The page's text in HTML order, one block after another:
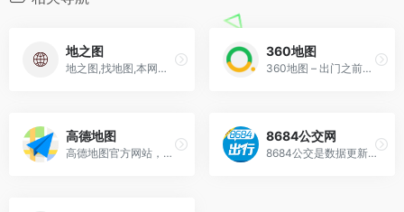
地之图
地之图,找地图,本网站致力于各种地图最新版本的收集、整理、扫描、发布、查询，并提供打包下载
360地图
360地图 – 出门之前，搜一下
高德地图
高德地图官方网站，提供全国地图浏览，地点搜索，公交驾车查询服务。可同时查看商家团购、优惠信息。高德地图，您的出行、生活好帮手。
8684公交网
8684公交是数据更新快捷的公交查询网,覆盖400多个城市.提供公交车查询路线,公交车实时查询,公交车线路查询,公交线路,乘车路线查询,掌上公交,城市公交车来了